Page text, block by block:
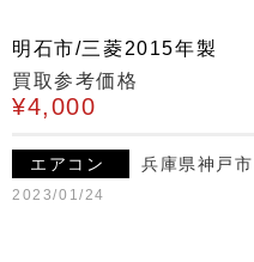
明石市/三菱2015年製
買取参考価格
¥4,000
エアコン 兵庫県神戸市
2023/01/24